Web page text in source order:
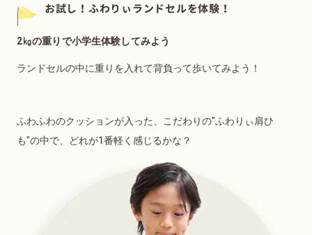
お試し！ふわりぃランドセルを体験！
2㎏の重りで小学生体験してみよう
ランドセルの中に重りを入れて背負って歩いてみよう！
ふわふわのクッションが入った、こだわりの"ふわりぃ肩ひ
も"の中で、どれが1番軽く感じるかな？